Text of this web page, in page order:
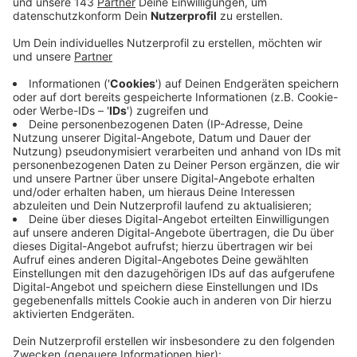
Sie impfen seit Anfang April ebenfalls gegen Corona.
Aber es gibt immer noch nicht genügend Impfstoff.
Rund 133.000 Menschen in unserem Kreis haben die
erste Impfung erhalten. Das sind mehr als 40% der
Einwohner. Knapp 34.000 Menschen sind sogar schon
zweimal geimpft. Die Kassenärztliche Vereinigung
hofft auf mehr Impfstoff, sodass eine verlässlichere
Planung in den Arztpraxen möglich wird und jeder, der
sich impfen lassen möchte, auch ein Impfangebot
bekommt. Die Hausärzte müssen aktuell immer wieder
mit veränderten Impfstoffmengen klar kommen. Das
führt zu organisatorischem Mehraufwand und viel
Diskussion in den Praxen. Obwohl die Priorisierung für
den Impfstoff von AstraZeneca aufgehoben wurde,
unmittelbar verfügbar.